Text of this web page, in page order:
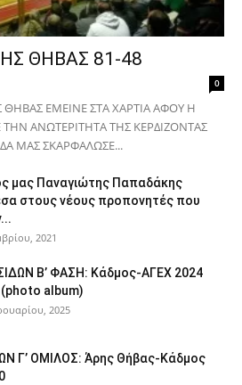
ΘΗΒΑΣ 81-48
0
ΕΜΕΙΝΕ ΣΤΑ ΧΑΡΤΙΑ ΑΦΟΥ Η
ΑΝΩΤΕΡΙΤΗΤΑ ΤΗΣ ΚΕΡΔΙΖΟΝΤΑΣ
ΜΑΣ ΣΚΑΡΦΑΛΩΣΕ...
μας Παναγιώτης Παπαδάκης
στους νέους προπονητές που
2021
Β’ ΦΑΣΗ: Κάδμος-ΑΓΕΧ 2024
album)
2025
Γ’ ΟΜΙΛΟΣ: Άρης Θήβας-Κάδμος